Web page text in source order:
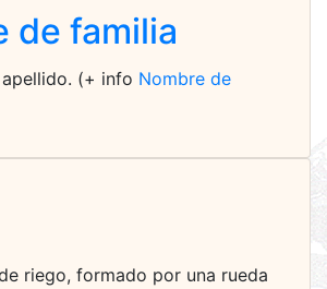
de familia
apellido. (+ info Nombre de
riego, formado por una rueda